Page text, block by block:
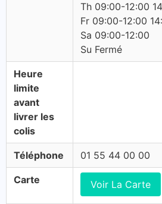
Th 09:00-12:00
Fr 09:00-12:00
Sa 09:00-12:00
Su Fermé
Heure
limite
avant
livrer les
colis
Téléphone 01 55 44 00 00
Carte Voir La Carte